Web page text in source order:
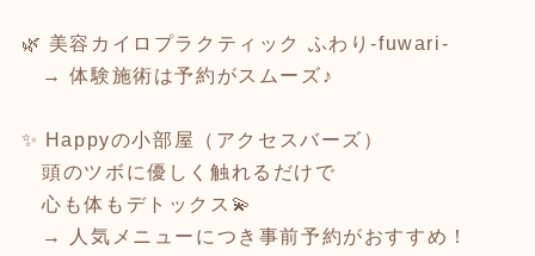
🌿 美容カイロプラクティック ふわり-fuwari-
→ 体験施術は予約がスムーズ♪
✨ Happyの小部屋（アクセスバーズ）
頭のツボに優しく触れるだけで
心も体もデトックス💫
→ 人気メニューにつき事前予約がおすすめ！